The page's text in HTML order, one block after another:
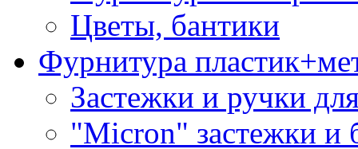
Цветы, бантики
Фурнитура
Застежки и ручки
"Micron" застежки и